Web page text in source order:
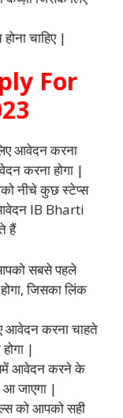
चाहिए |
For
आवेदन करना
करना होगा |
नीचे कुछ स्टेप्स
IB Bharti
हैं
सबसे पहले
जिसका लिंक
आवेदन करना चाहते
|
आवेदन करने के
जाएगा |
को आपको सही